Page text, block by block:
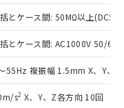
とケース間: 50MΩ以上
とケース間: AC1000V 50/
55Hz 複振幅 1.5mm X、Y、Z
s2 X、Y、Z各方向 10回
品の中には、
る商品もある
照会結果は、
での社内デー
のであり、閲
形物で、有
す。
部品として
場合などや
す。
以下、 カド
す。
中国RoHSの
ます。
部門へお問
：
のうち、外国
定める商品
いう）を輸出
場合は、日本